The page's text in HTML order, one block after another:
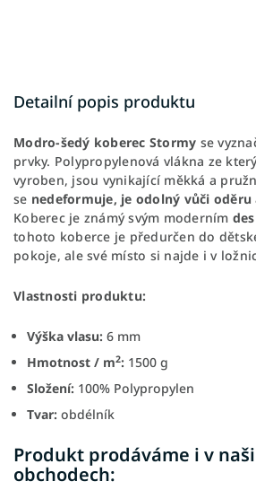
Detailní popis produktu
Modro-šedý koberec Stormy se
prvky. Polypropylenová vlákna ze
vyroben, jsou vynikající měkká a
se nedeformuje, je odolný vůči oděru
Koberec je známý svým moderním
tohoto koberce je předurčen do
pokoje, ale své místo si najde i v
Vlastnosti produktu:
Výška vlasu: 6 mm
Hmotnost / m2: 1500 g
Složení: 100% Polypropylen
Tvar: obdélník
Produkt prodáváme i v
obchodech: